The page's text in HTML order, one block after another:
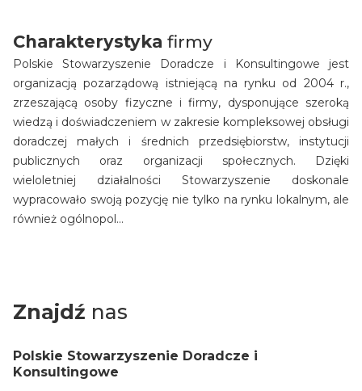
Charakterystyka firmy
Polskie Stowarzyszenie Doradcze i Konsultingowe jest
organizacją pozarządową istniejącą na rynku od 2004 r.,
zrzeszającą osoby fizyczne i firmy, dysponujące szeroką
wiedzą i doświadczeniem w zakresie kompleksowej obsługi
doradczej małych i średnich przedsiębiorstw, instytucji
publicznych oraz organizacji społecznych. Dzięki
wieloletniej działalności Stowarzyszenie doskonale
wypracowało swoją pozycję nie tylko na rynku lokalnym, ale
również ogólnopol...
Znajdź nas
Polskie Stowarzyszenie Doradcze i
Konsultingowe